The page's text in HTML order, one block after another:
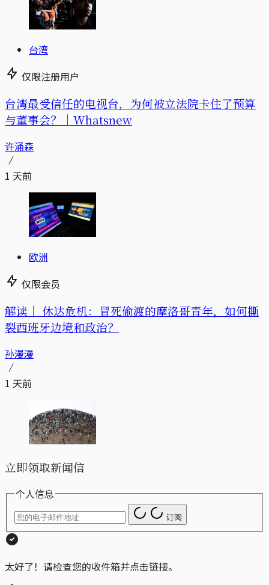
台湾
仅限注册用户
台湾最受信任的电视台，为何被立法院卡住了预算
与董事会？｜Whatsnew
许涌森
1 天前
欧洲
仅限会员
解读｜ 休达危机：冒死偷渡的摩洛哥青年，如何撕
裂西班牙边境和政治？
孙漫漫
1 天前
立即领取新闻信
个人信息
订阅
太好了！请检查您的收件箱并点击链接。